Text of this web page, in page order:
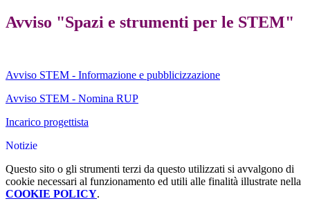
Avviso "Spazi e strumenti per le STEM"
Avviso STEM - Informazione e pubblicizzazione
Avviso STEM - Nomina RUP
Incarico progettista
Notizie
Questo sito o gli strumenti terzi da questo utilizzati si avvalgono di
cookie necessari al funzionamento ed utili alle finalità illustrate nella
COOKIE POLICY.